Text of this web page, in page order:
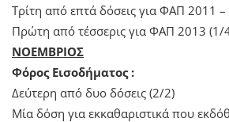
Τρίτη από επτά δόσεις για ΦΑΠ 2011
Πρώτη από τέσσερις για ΦΑΠ 2013 (1/
ΝΟΕΜΒΡΙΟΣ
Φόρος Εισοδήματος :
Δεύτερη από δυο δόσεις (2/2)
Μία δόση για εκκαθαριστικά που